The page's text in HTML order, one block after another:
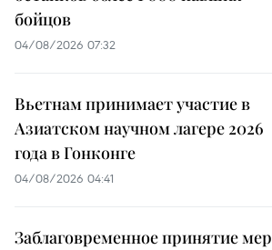
бойцов
04/08/2026 07:32
Вьетнам принимает участие в
Азиатском научном лагере 2026
года в Гонконге
04/08/2026 04:41
Заблаговременное принятие мер